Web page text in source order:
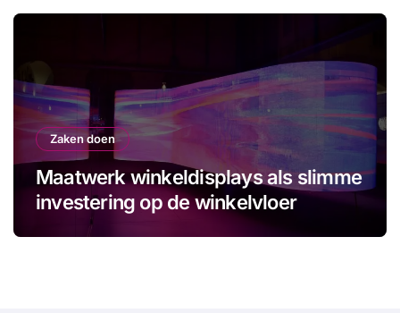
Zaken doen
Maatwerk winkeldisplays als slimme
investering op de winkelvloer